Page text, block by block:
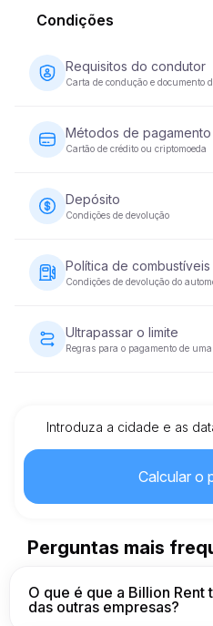
Condições
Requisitos do condutor
Carta de condução e documento
possuir uma carta de
necessário um documento
bilhete de identidade
pelo menos 2 anos.
Métodos de pagamento
Cartão de crédito ou criptomoeda
com cartão de crédito ou
pagamento total é exigido no
garantir a sua reserva.
Depósito
Condições de devolução
antes da entrega do veículo.
consoante a categoria do
prazo de 5 a 10 dias úteis
Política de combustíveis
Condições de devolução do
combustível que tinha quando
Ultrapassar o limite
Regras para o pagamento de
contrato de aluguer.
Introduza a cidade e as
Calcular o
Perguntas mais
O que é que a Billion
das outras empresas?